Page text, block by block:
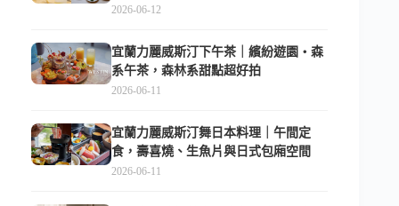
2026-06-12
宜蘭力麗威斯汀下午茶｜繽紛遊園・森
系午茶，森林系甜點超好拍
2026-06-11
宜蘭力麗威斯汀舞日本料理｜午間定
食，壽喜燒、生魚片與日式包廂空間
2026-06-11